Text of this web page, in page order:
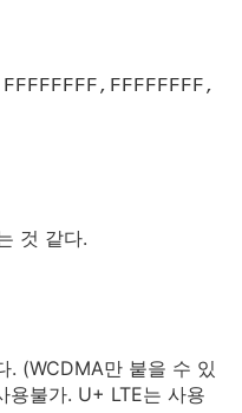
것 같다.
. (WCDMA만 붙을 수 있
용불가. U+ LTE는 사용